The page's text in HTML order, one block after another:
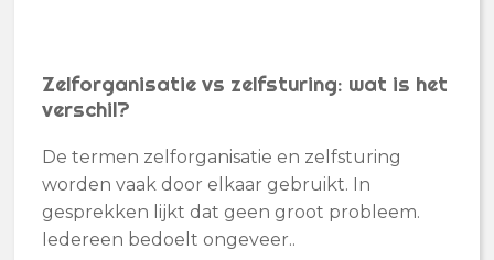
Zelforganisatie vs zelfsturing: wat is het
verschil?
De termen zelforganisatie en zelfsturing
worden vaak door elkaar gebruikt. In
gesprekken lijkt dat geen groot probleem.
Iedereen bedoelt ongeveer..